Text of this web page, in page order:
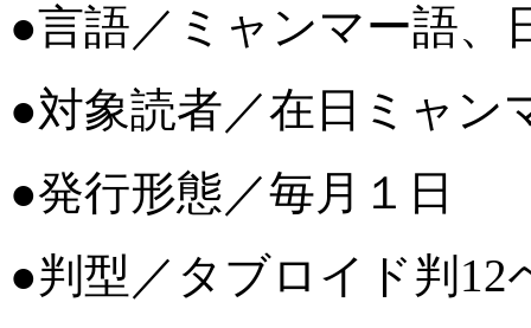
●言語／ミャンマー語、
●対象読者／在日ミャ
●発行形態／毎月１日
●判型／タブロイド判